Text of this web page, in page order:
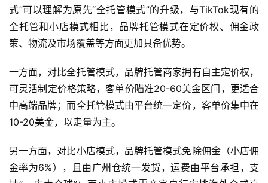
首
全
球
开
跨
境
式”可以理解为原先“全托管模式”的升级，与TikTok现有的
全托管和小店模式相比，品牌托管模式在定价权、佣金政
策、物流及市场覆盖等方面更加具备优势。
一方面，对比全托管模式，品牌托管商家拥有自主定价权，
可灵活制定价格策略，客单价瞄准20-60美金区间，更适合
中高端品牌；而全托管模式由平台统一定价，客单价集中在
10-20美金，以走量为主。
另一方面，对比小店模式，品牌托管模式免除佣金（小店佣
金率为6%），且由广州仓统一发货，运费由平台承担，支